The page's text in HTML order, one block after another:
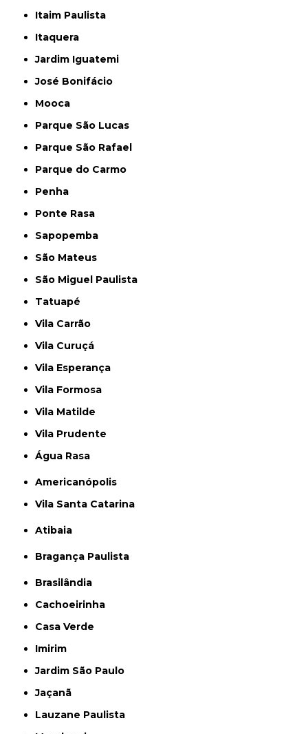
Itaim Paulista
Itaquera
Jardim Iguatemi
José Bonifácio
Mooca
Parque São Lucas
Parque São Rafael
Parque do Carmo
Penha
Ponte Rasa
Sapopemba
São Mateus
São Miguel Paulista
Tatuapé
Vila Carrão
Vila Curuçá
Vila Esperança
Vila Formosa
Vila Matilde
Vila Prudente
Água Rasa
Americanópolis
Vila Santa Catarina
Atibaia
Bragança Paulista
Brasilândia
Cachoeirinha
Casa Verde
Imirim
Jardim São Paulo
Jaçanã
Lauzane Paulista